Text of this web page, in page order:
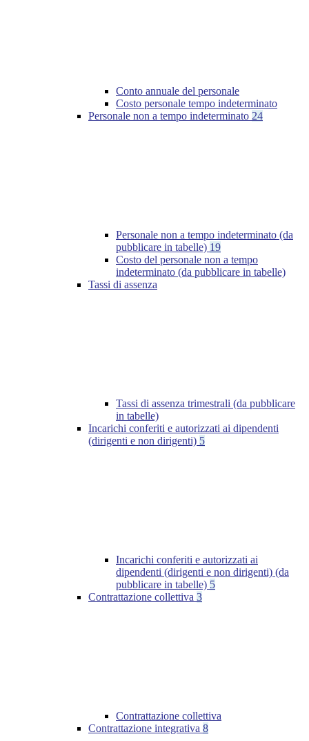
Conto annuale del personale
Costo personale tempo indeterminato
Personale non a tempo indeterminato 24
Personale non a tempo indeterminato (da
pubblicare in tabelle) 19
Costo del personale non a tempo
indeterminato (da pubblicare in tabelle)
Tassi di assenza
Tassi di assenza trimestrali (da pubblicare
in tabelle)
Incarichi conferiti e autorizzati ai dipendenti
(dirigenti e non dirigenti) 5
Incarichi conferiti e autorizzati ai
dipendenti (dirigenti e non dirigenti) (da
pubblicare in tabelle) 5
Contrattazione collettiva 3
Contrattazione collettiva
Contrattazione integrativa 8